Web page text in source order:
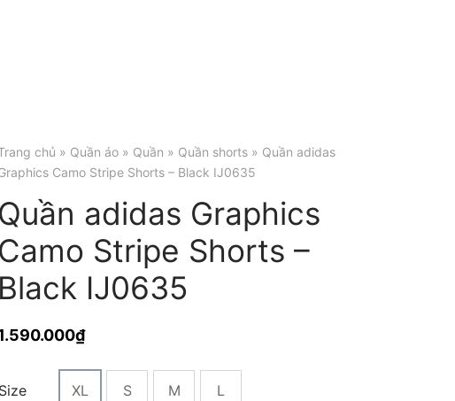
chủ » Quần áo » Quần » Quần shorts » Quần adidas
Camo Stripe Shorts – Black IJ0635
Quần adidas Graphics
Camo Stripe Shorts –
Black IJ0635
₫
Size XL S M L